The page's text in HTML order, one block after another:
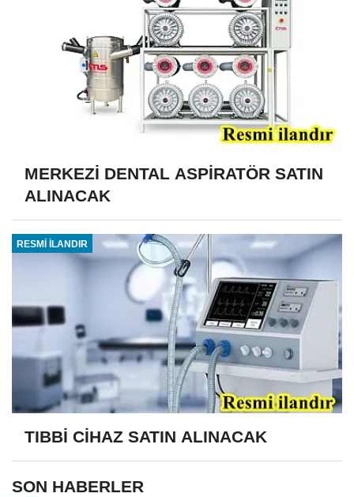
MERKEZİ DENTAL ASPİRATÖR SATIN
ALINACAK
RESMİ İLANDIR
TIBBİ CİHAZ SATIN ALINACAK
SON HABERLER